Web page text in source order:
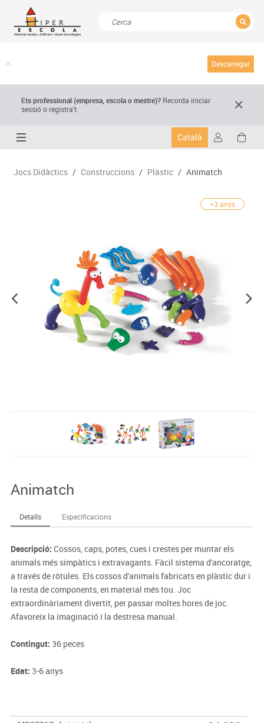
Descarregar
Ets professional (empresa,escola o mestre)? Recorda iniciar
sessió o registra't.
Català
Jocs Didàctics / Construccions / Plàstic / Animatch
+3 anys
Animatch
Detalls Especificacions
Descripció: Cossos, caps, potes, cues i crestes per muntar els
animals més simpàtics i extravagants. Fàcil sistema d'ancoratge,
a través de ròtules. Els cossos d'animals fabricats en plàstic dur i
la resta de components, en material més tou. Joc
extraordinàriament divertit, per passar moltes hores de joc.
Afavoreix la imaginació i la destresa manual.
Contingut: 36 peces
Edat: 3-6 anys